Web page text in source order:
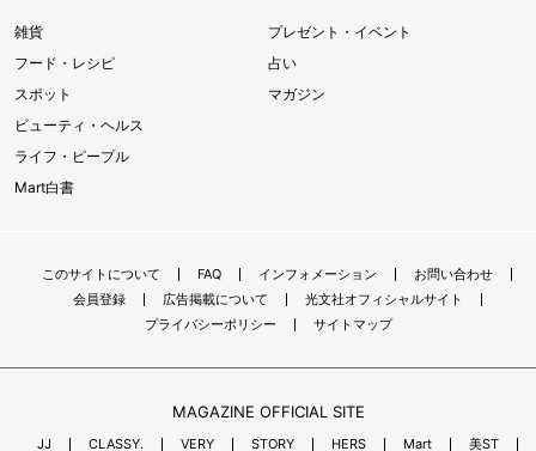
雑貨
フード・レシピ
スポット
ビューティ・ヘルス
ライフ・ピープル
Mart白書
プレゼント・イベント
占い
マガジン
このサイトについて FAQ インフォメーション
お問い合わせ
会員登録
広告掲載について
光文社オフィシャルサイト
プライバシーポリシー
サイトマップ
MAGAZINE OFFICIAL SITE
JJ CLASSY. VERY STORY HERS Mart 美ST